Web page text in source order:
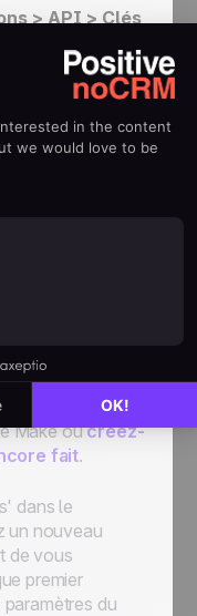
> API > Clés
à
Make oucréez-
fait.
dans le
un nouveau
de vous
premier
du